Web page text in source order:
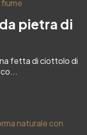
pietra di
fetta di ciottolo di